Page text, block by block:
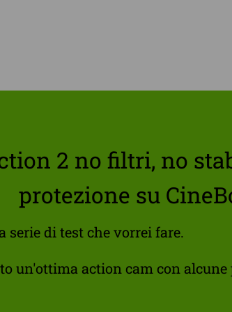
2 no filtri, no
protezione su
serie di test che vorrei fare.
un'ottima action cam con alcune